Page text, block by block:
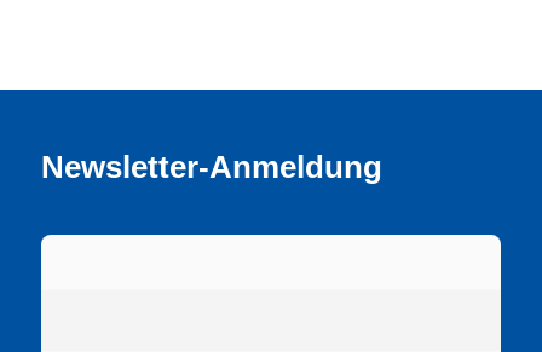
Newsletter-Anmeldung